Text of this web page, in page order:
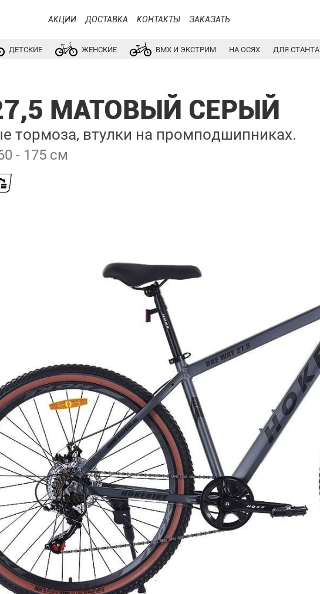
АКЦИИ ДОСТАВКА КОНТАКТЫ ЗАКАЗАТЬ
ДЕТСКИЕ ЖЕНСКИЕ BMX И ЭКСТРИМ НА ОСЯХ ДЛЯ СТАНТА
27,5 МАТОВЫЙ СЕРЫЙ
тормоза, втулки на промподшипниках.
- 175 см